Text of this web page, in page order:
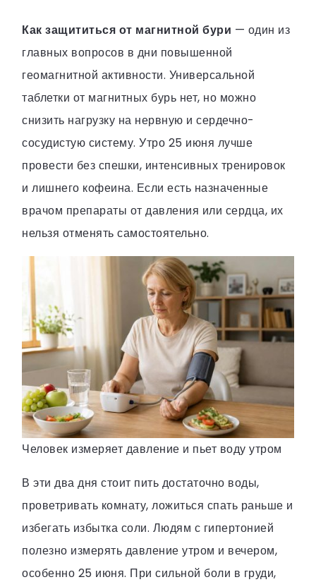
Как защититься от магнитной бури — один из
главных вопросов в дни повышенной
геомагнитной активности. Универсальной
таблетки от магнитных бурь нет, но можно
снизить нагрузку на нервную и сердечно-
сосудистую систему. Утро 25 июня лучше
провести без спешки, интенсивных тренировок
и лишнего кофеина. Если есть назначенные
врачом препараты от давления или сердца, их
нельзя отменять самостоятельно.
Человек измеряет давление и пьет воду утром
В эти два дня стоит пить достаточно воды,
проветривать комнату, ложиться спать раньше и
избегать избытка соли. Людям с гипертонией
полезно измерять давление утром и вечером,
особенно 25 июня. При сильной боли в груди,